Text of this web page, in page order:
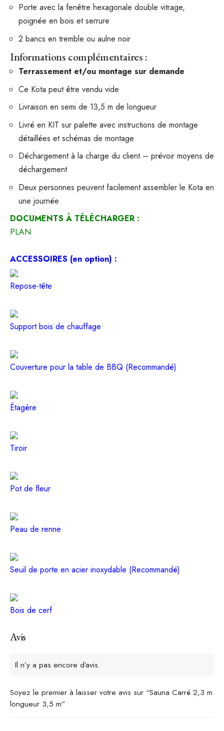
Porte avec la fenêtre hexagonale double vitrage,
poignée en bois et serrure
2 bancs en tremble ou aulne noir
Informations complémentaires :
Terrassement et/ou montage sur demande
Ce Kota peut être vendu vide
Livraison en semi de 13,5 m de longueur
Livré en KIT sur palette avec instructions de montage
détaillées et schémas de montage
Déchargement à la charge du client – prévoir moyens de
déchargement
Deux personnes peuvent facilement assembler le Kota en
une journée
DOCUMENTS À TÉLÉCHARGER :
PLAN
ACCESSOIRES (en option) :
Repose-tête
Support bois de chauffage
Couverture pour la table de BBQ (Recommandé)
Étagère
Tiroir
Pot de fleur
Peau de renne
Seuil de porte en acier inoxydable (Recommandé)
Bois de cerf
Avis
Il n’y a pas encore d’avis.
Soyez le premier à laisser votre avis sur “Sauna Carré 2,3 m
longueur 3,5 m”